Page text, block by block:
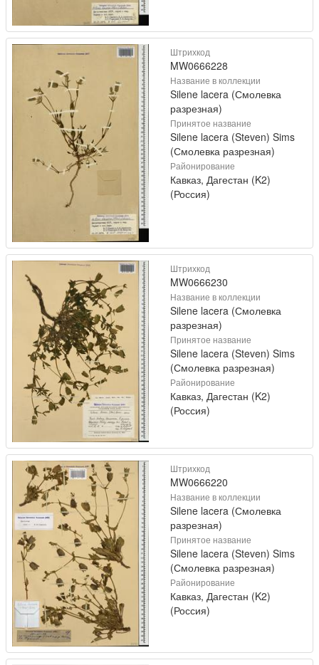
Штрихкод
MW0666228
Название в коллекции
Silene lacera (Смолевка
разрезная)
Принятое название
Silene lacera (Steven) Sims
(Смолевка разрезная)
Районирование
Кавказ, Дагестан (K2)
(Россия)
Штрихкод
MW0666230
Название в коллекции
Silene lacera (Смолевка
разрезная)
Принятое название
Silene lacera (Steven) Sims
(Смолевка разрезная)
Районирование
Кавказ, Дагестан (K2)
(Россия)
Штрихкод
MW0666220
Название в коллекции
Silene lacera (Смолевка
разрезная)
Принятое название
Silene lacera (Steven) Sims
(Смолевка разрезная)
Районирование
Кавказ, Дагестан (K2)
(Россия)